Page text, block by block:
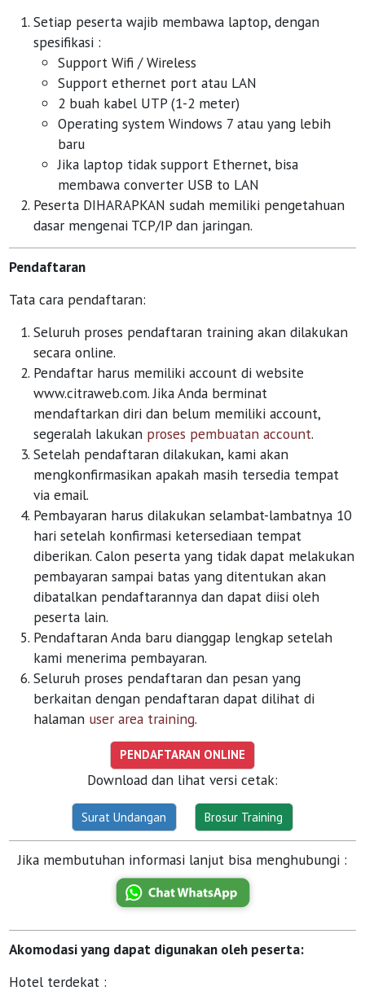
Setiap peserta wajib membawa laptop, dengan
spesifikasi :
Support Wifi / Wireless
Support ethernet port atau LAN
2 buah kabel UTP (1-2 meter)
Operating system Windows 7 atau yang lebih
baru
Jika laptop tidak support Ethernet, bisa
membawa converter USB to LAN
Peserta DIHARAPKAN sudah memiliki pengetahuan
dasar mengenai TCP/IP dan jaringan.
Pendaftaran
Tata cara pendaftaran:
Seluruh proses pendaftaran training akan dilakukan
secara online.
Pendaftar harus memiliki account di website
www.citraweb.com. Jika Anda berminat
mendaftarkan diri dan belum memiliki account,
segeralah lakukan proses pembuatan account.
Setelah pendaftaran dilakukan, kami akan
mengkonfirmasikan apakah masih tersedia tempat
via email.
Pembayaran harus dilakukan selambat-lambatnya 10
hari setelah konfirmasi ketersediaan tempat
diberikan. Calon peserta yang tidak dapat melakukan
pembayaran sampai batas yang ditentukan akan
dibatalkan pendaftarannya dan dapat diisi oleh
peserta lain.
Pendaftaran Anda baru dianggap lengkap setelah
kami menerima pembayaran.
Seluruh proses pendaftaran dan pesan yang
berkaitan dengan pendaftaran dapat dilihat di
halaman user area training.
Download dan lihat versi cetak:
Jika membutuhan informasi lanjut bisa menghubungi :
Akomodasi yang dapat digunakan oleh peserta:
Hotel terdekat :